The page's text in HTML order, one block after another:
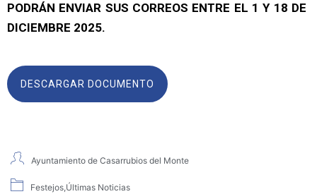
PODRÁN ENVIAR SUS CORREOS ENTRE EL 1 Y 18 DE
DICIEMBRE 2025.
DESCARGAR DOCUMENTO
Ayuntamiento de Casarrubios del Monte
Festejos,Últimas Noticias